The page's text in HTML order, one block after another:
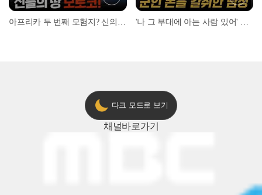
다크 모드로 보기
채널바로가기